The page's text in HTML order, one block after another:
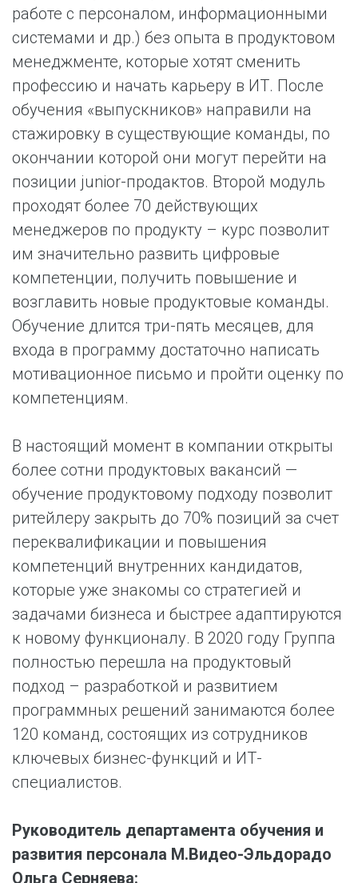
работе с персоналом, информационными
системами и др.) без опыта в продуктовом
менеджменте, которые хотят сменить
профессию и начать карьеру в ИТ. После
обучения «выпускников» направили на
стажировку в существующие команды, по
окончании которой они могут перейти на
позиции junior-продактов. Второй модуль
проходят более 70 действующих
менеджеров по продукту – курс позволит
им значительно развить цифровые
компетенции, получить повышение и
возглавить новые продуктовые команды.
Обучение длится три-пять месяцев, для
входа в программу достаточно написать
мотивационное письмо и пройти оценку по
компетенциям.
В настоящий момент в компании открыты
более сотни продуктовых вакансий —
обучение продуктовому подходу позволит
ритейлеру закрыть до 70% позиций за счет
переквалификации и повышения
компетенций внутренних кандидатов,
которые уже знакомы со стратегией и
задачами бизнеса и быстрее адаптируются
к новому функционалу. В 2020 году Группа
полностью перешла на продуктовый
подход – разработкой и развитием
программных решений занимаются более
120 команд, состоящих из сотрудников
ключевых бизнес-функций и ИТ-
специалистов.
Руководитель департамента обучения и
развития персонала М.Видео-Эльдорадо
Ольга Серняева: